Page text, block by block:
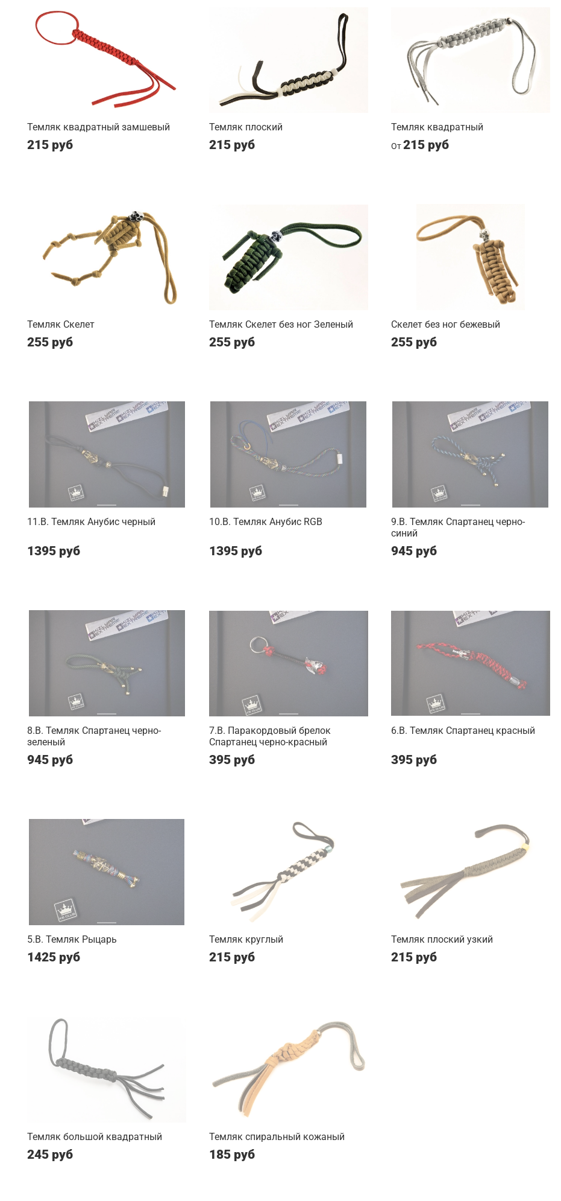
Темляк квадратный замшевый
215 руб
Темляк плоский
215 руб
Темляк квадратный
От215 руб
Темляк Скелет
255 руб
Темляк Скелет без ног Зеленый
255 руб
Скелет без ног бежевый
255 руб
11.B. Темляк Анубис черный
1395 руб
10.B. Темляк Анубис RGB
1395 руб
9.B. Темляк Спартанец черно-
синий
945 руб
8.B. Темляк Спартанец черно-
зеленый
945 руб
7.B. Паракордовый брелок
Спартанец черно-красный
395 руб
6.B. Темляк Спартанец красный
395 руб
5.B. Темляк Рыцарь
1425 руб
Темляк круглый
215 руб
Темляк плоский узкий
215 руб
Темляк большой квадратный
245 руб
Темляк спиральный кожаный
185 руб